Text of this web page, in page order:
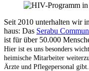
Seit 2010 unterhalten wir
haus: Das Serabu
ist für über 50.000
Hier ist es uns be­sonders
heimische Mit­arbeiter
Ärzte und Pflege­personal gibt.